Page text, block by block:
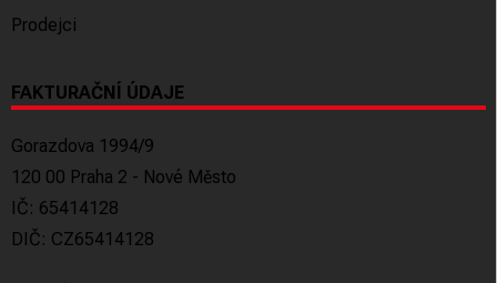
Prodejci
FAKTURAČNÍ ÚDAJE
Gorazdova 1994/9
120 00 Praha 2 - Nové Město
IČ: 65414128
DIČ: CZ65414128